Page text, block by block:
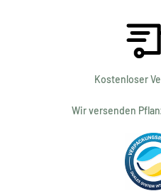
Kostenloser
Wir versenden